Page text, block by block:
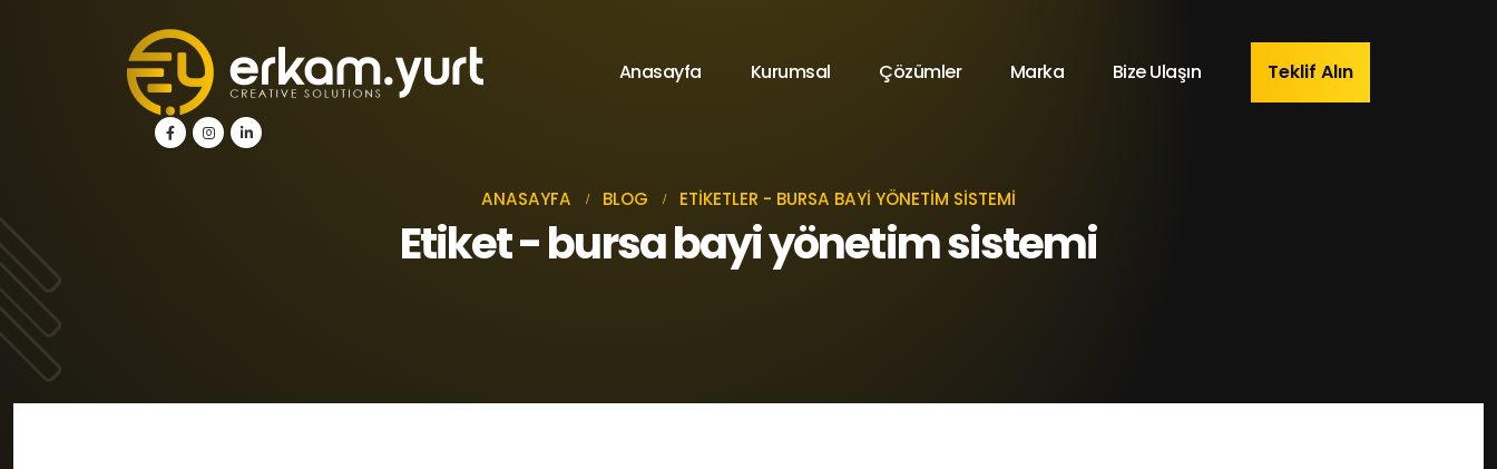
Anasayfa Kurumsal Çözümler Marka Bize Ulaşın Teklif Alın
ANASAYFA BLOG ETIKETLER - BURSA BAYI YÖNETIM SISTEMI
Etiket - bursa bayi yönetim sistemi